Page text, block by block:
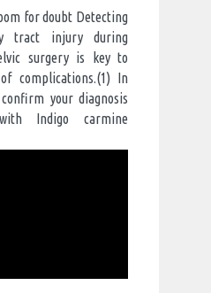
for doubt Detecting
tract injury during
surgery is key to
complications.(1) In
your diagnosis
Indigo carmine